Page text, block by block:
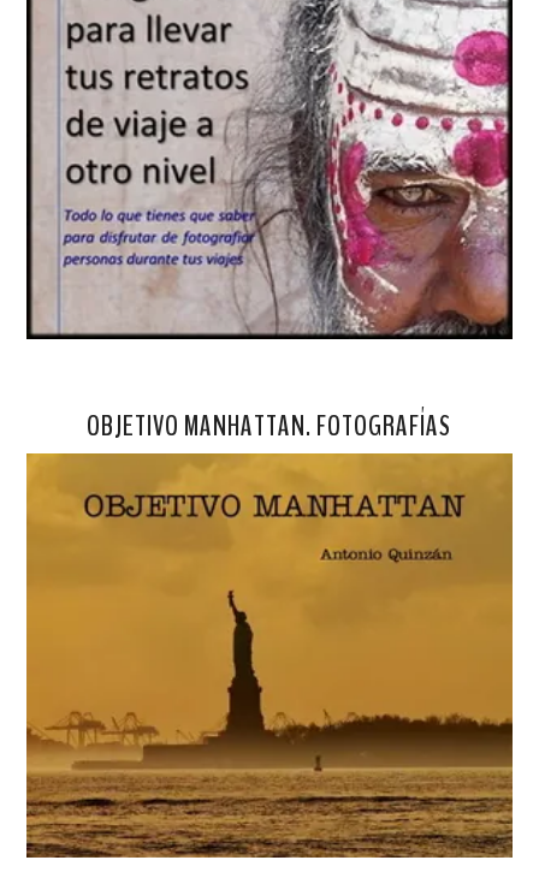
OBJETIVO MANHATTAN. FOTOGRAFÍAS